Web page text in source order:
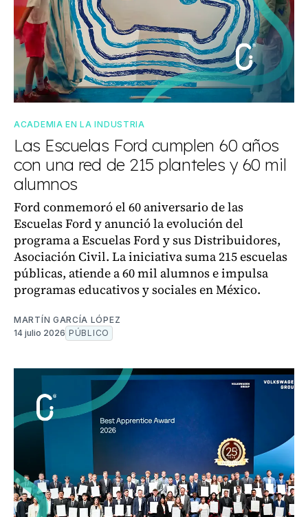
ACADEMIA EN LA INDUSTRIA
Las Escuelas Ford cumplen 60 años
con una red de 215 planteles y 60 mil
alumnos
Ford conmemoró el 60 aniversario de las
Escuelas Ford y anunció la evolución del
programa a Escuelas Ford y sus Distribuidores,
Asociación Civil. La iniciativa suma 215 escuelas
públicas, atiende a 60 mil alumnos e impulsa
programas educativos y sociales en México.
MARTÍN GARCÍA LÓPEZ
14 julio 2026 PÚBLICO